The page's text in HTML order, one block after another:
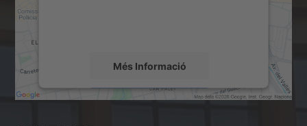
Més Informació
Accepta